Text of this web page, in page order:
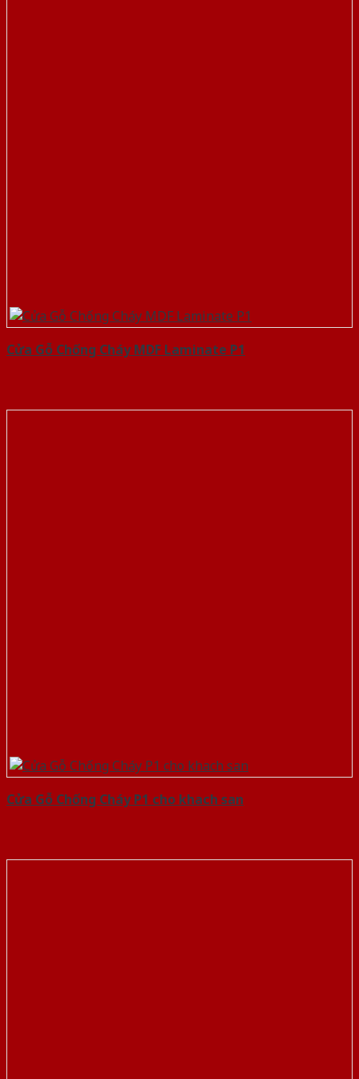
Cửa Gỗ Chống Cháy MDF Laminate P1
Cửa Gỗ Chống Cháy P1 cho khach san